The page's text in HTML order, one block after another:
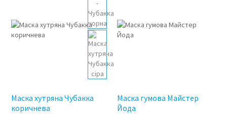
Маска хутряна Чубакка
коричнева
Маска гумова Майстер
Йода